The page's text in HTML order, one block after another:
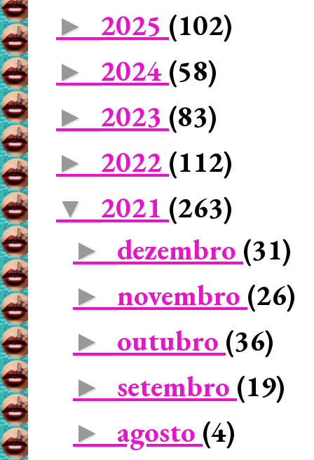
► 2025 (102)
► 2024 (58)
► 2023 (83)
► 2022 (112)
▼ 2021 (263)
► dezembro (31)
► novembro (26)
► outubro (36)
► setembro (19)
► agosto (4)